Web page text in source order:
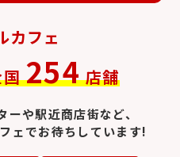
カフェ
254 店舗
や駅近商店街など、
ェでお待ちしています!